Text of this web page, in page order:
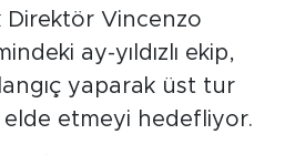
Direktör Vincenzo
ay-yıldızlı ekip,
yaparak üst tur
etmeyi hedefliyor.